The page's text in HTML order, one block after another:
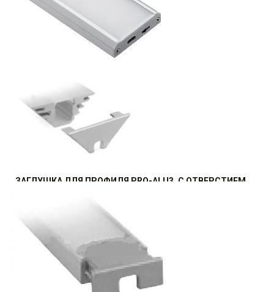
277.2р.
PIR (ЗАРЯДКА ЧЕРЕЗ USB-ПОРТ), ПРОВОД USB, IP20, 1W
Распродажа 30%
308.28р.
ЗАГЛУШКА ДЛЯ ПРОФИЛЯ PRO-ALU3, С ОТВЕРСТИЕМ
от 7.56